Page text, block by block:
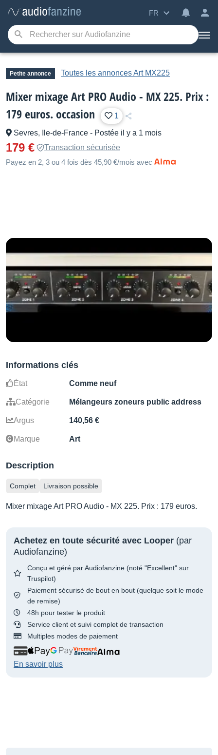
FR
Petite annonce Toutes les annonces Art MX225
Mixer mixage Art PRO Audio - MX 225. Prix :
179 euros. occasion
1
Sevres, Ile-de-France - Postée il y a 1 mois
179 €
Transaction sécurisée
Payez en 2, 3 ou 4 fois dès 45,90 €/mois avec
Informations clés
État Comme neuf
Catégorie Mélangeurs zoneurs public address
Argus 140,56 €
Marque Art
Description
Complet Livraison possible
Mixer mixage Art PRO Audio - MX 225. Prix : 179 euros.
Achetez en toute sécurité avec Looper (par
Audiofanzine)
Conçu et géré par Audiofanzine (noté "Excellent" sur
Truspilot)
Paiement sécurisé de bout en bout (quelque soit le mode
de remise)
48h pour tester le produit
Service client et suivi complet de transaction
Multiples modes de paiement
En savoir plus